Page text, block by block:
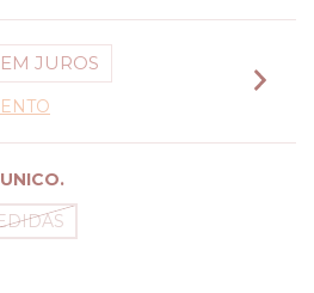
JUROS